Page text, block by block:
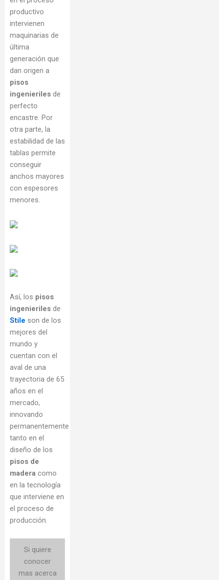
productivo
intervienen
maquinarias de
última
generación que
dan origen a
pisos
ingenieriles de
perfecto
encastre. Por
otra parte, la
estabilidad de las
tablas permite
conseguir
anchos mayores
con espesores
menores.
Así, los pisos
ingenieriles de
Stile son de los
mejores del
mundo y
cuentan con el
aval de una
trayectoria de 65
años en el
mercado,
innovando
permanentemente
tanto en el
diseño de los
pisos de
madera como
en la tecnología
que interviene en
el proceso de
producción.
Si quiere
conocer
mas acerca